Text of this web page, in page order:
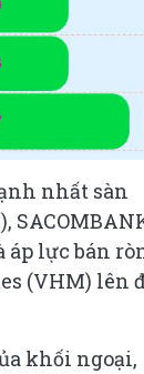
nhất sàn
áp lực bán
(VHM) lên
khối ngoại,